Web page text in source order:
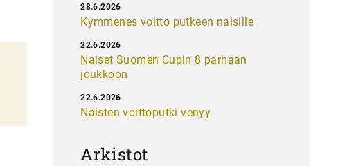
Kymmenes voitto putkeen naisille
28.6.2026
Naiset Suomen Cupin 8 parhaan
joukkoon
22.6.2026
Naisten voittoputki venyy
22.6.2026
Arkistot